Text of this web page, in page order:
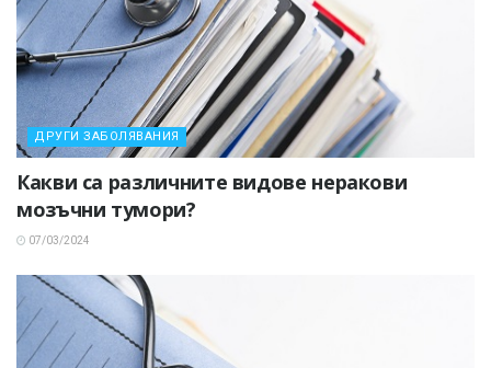
ДРУГИ ЗАБОЛЯВАНИЯ
Какви са различните видове неракови
мозъчни тумори?
07/03/2024